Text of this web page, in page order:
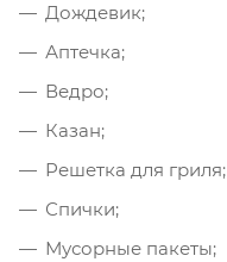
Дождевик;
Аптечка;
Ведро;
Казан;
Решетка для гриля;
Спички;
Мусорные пакеты;